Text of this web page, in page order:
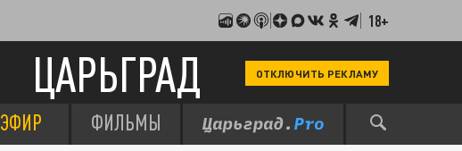
18+
ЦАРЬГРАД ОТКЛЮЧИТЬ РЕКЛАМУ
ЭФИР ФИЛЬМЫ